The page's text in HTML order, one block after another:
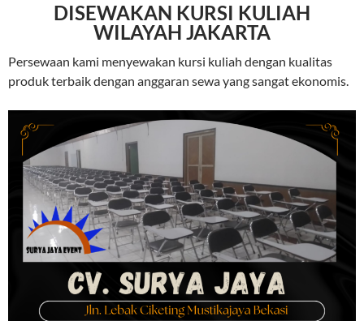
DISEWAKAN KURSI KULIAH
WILAYAH JAKARTA
Persewaan kami menyewakan kursi kuliah dengan kualitas
produk terbaik dengan anggaran sewa yang sangat ekonomis.